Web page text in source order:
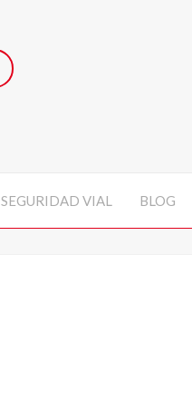
SEGURIDAD VIAL BLOG